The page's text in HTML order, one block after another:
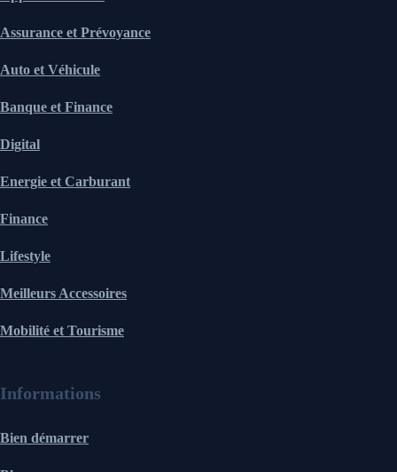
Assurance et Prévoyance
Auto et Véhicule
Banque et Finance
Digital
Energie et Carburant
Finance
Lifestyle
Meilleurs Accessoires
Mobilité et Tourisme
Informations
Bien démarrer